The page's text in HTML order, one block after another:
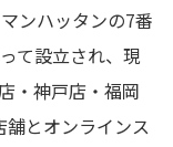
ンハッタンの7番
て設立され、現
・神戸店・福岡
とオンラインス